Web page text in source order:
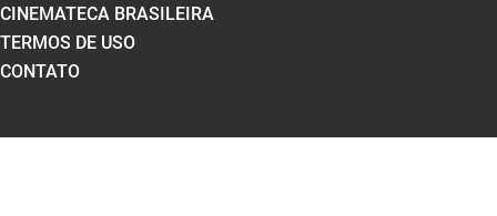
CINEMATECA BRASILEIRA
TERMOS DE USO
CONTATO